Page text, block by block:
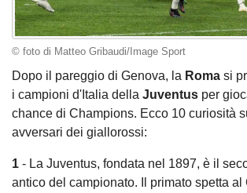
© foto di Matteo Gribaudi/Image Sport
Dopo il pareggio di Genova, la Roma si
i campioni d'Italia della Juventus per
chance di Champions. Ecco 10 curiosità
avversari dei giallorossi:
1 - La Juventus, fondata nel 1897, è il
antico del campionato. Il primato spetta al